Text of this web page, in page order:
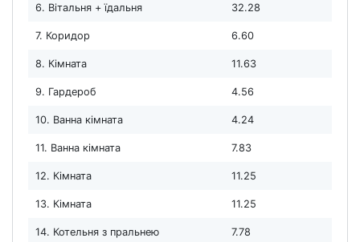
6. Вітальня + їдальня 32.28
7. Коридор 6.60
8. Кімната 11.63
9. Гардероб 4.56
10. Ванна кімната 4.24
11. Ванна кімната 7.83
12. Кімната 11.25
13. Кімната 11.25
14. Котельня з пральнею 7.78